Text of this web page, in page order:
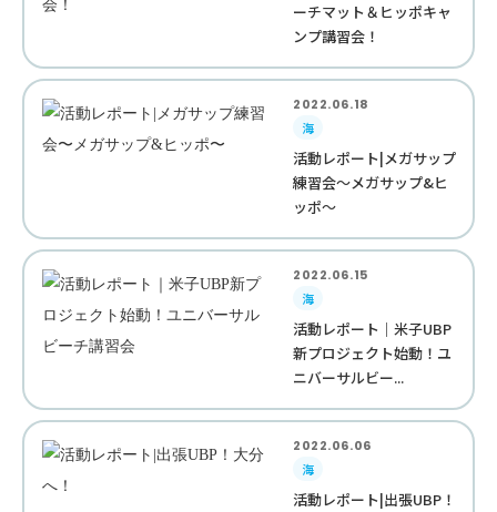
ーチマット＆ヒッポキャ
ンプ講習会！
2022.06.18
海
活動レポート|メガサップ
練習会〜メガサップ&ヒ
ッポ〜
2022.06.15
海
活動レポート｜米子UBP
新プロジェクト始動！ユ
ニバーサルビー...
2022.06.06
海
活動レポート|出張UBP！